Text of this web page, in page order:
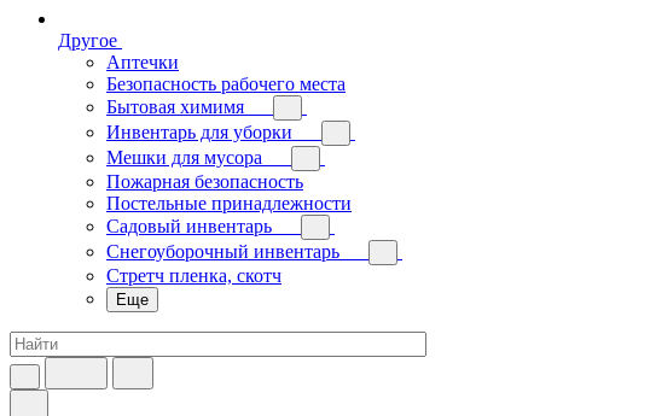
Другое
Аптечки
Безопасность рабочего места
Бытовая химимя
Инвентарь для уборки
Мешки для мусора
Пожарная безопасность
Постельные принадлежности
Садовый инвентарь
Снегоуборочный инвентарь
Стретч пленка, скотч
Еще